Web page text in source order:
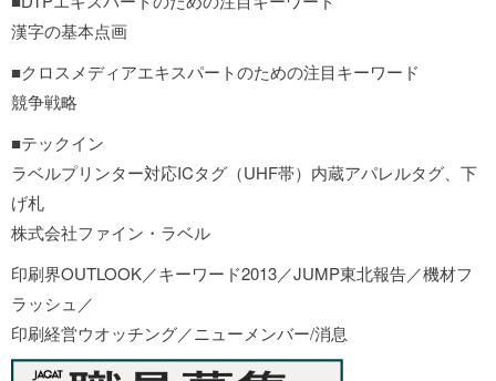
漢字の基本点画
■クロスメディアエキスパートのための注目キーワード
競争戦略
■テックイン
ラベルプリンター対応ICタグ（UHF帯）内蔵アパレルタグ、下
げ札
株式会社ファイン・ラベル
印刷界OUTLOOK／キーワード2013／JUMP東北報告／機材フ
ラッシュ／
印刷経営ウオッチング／ニューメンバー/消息